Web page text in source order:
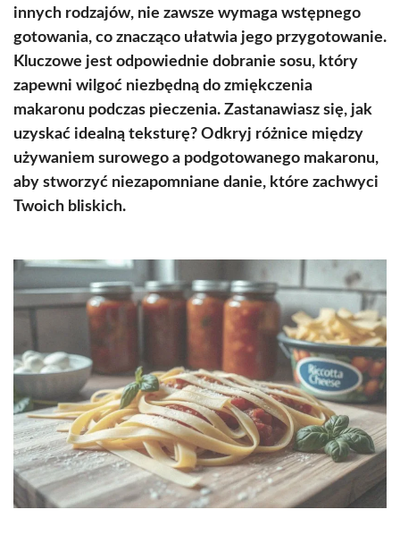
innych rodzajów, nie zawsze wymaga wstępnego
gotowania, co znacząco ułatwia jego przygotowanie.
Kluczowe jest odpowiednie dobranie sosu, który
zapewni wilgoć niezbędną do zmiękczenia
makaronu podczas pieczenia. Zastanawiasz się, jak
uzyskać idealną teksturę? Odkryj różnice między
używaniem surowego a podgotowanego makaronu,
aby stworzyć niezapomniane danie, które zachwyci
Twoich bliskich.